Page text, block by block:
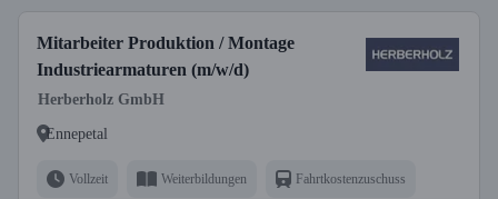
Mitarbeiter Produktion / Montage
Industriearmaturen (m/w/d)
Herberholz GmbH
Ennepetal
Vollzeit Weiterbildungen Fahrtkostenzuschuss